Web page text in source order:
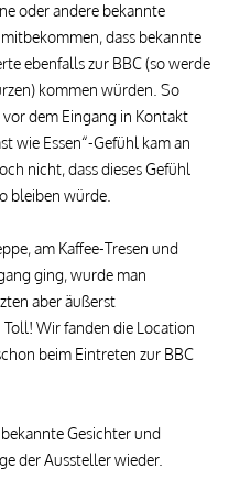
oder andere bekannte
dass bekannte
ebenfalls zur BBC (so werde
kommen würden. So
dem Eingang in Kontakt
wie Essen“-Gefühl kam an
nicht, dass dieses Gefühl
bleiben würde.
am Kaffee-Tresen und
ging, wurde man
aber äußerst
Wir fanden die Location
beim Eintreten zur BBC
Gesichter und
der Aussteller wieder.